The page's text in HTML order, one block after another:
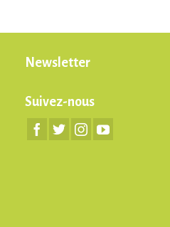
Newsletter
Suivez-nous